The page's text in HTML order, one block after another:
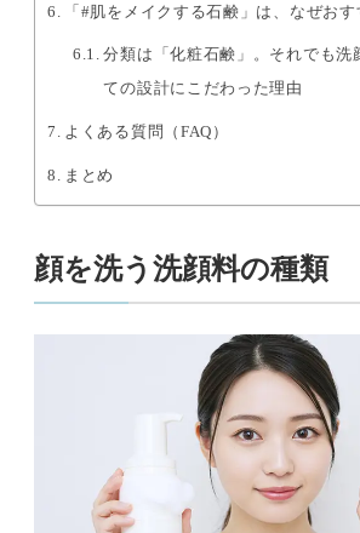
「#肌をメイクする石鹸」は、なぜお
分類は「化粧石鹸」。それでも洗
ての設計にこだわった理由
よくある質問（FAQ）
まとめ
顔を洗う洗顔料の種類